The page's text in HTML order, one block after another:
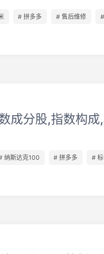
# 拼多多 # 售后维修
成分股,指数构成
纳斯达克100 # 拼多多 #